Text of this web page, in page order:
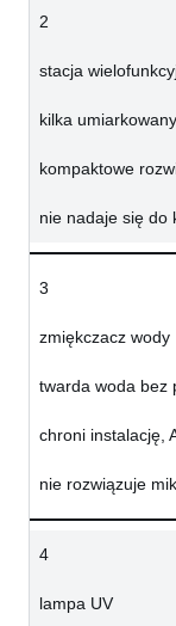
2
stacja
kilka
kompaktowe
nie nadaje się do
3
zmiękczacz wody
twarda woda bez
chroni instalację,
nie rozwiązuje
4
lampa UV